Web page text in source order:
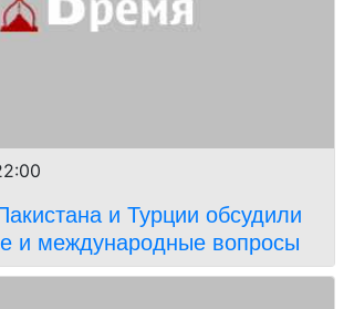
и Турции обсудили
и международные вопросы